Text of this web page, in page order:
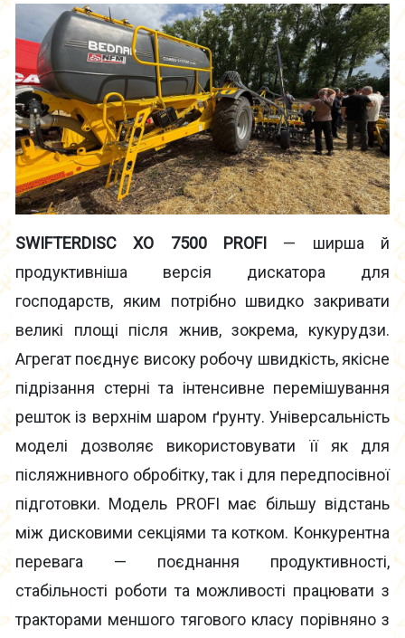
SWIFTERDISC XO 7500 PROFI — ширша й
продуктивніша версія дискатора для
господарств, яким потрібно швидко закривати
великі площі після жнив, зокрема, кукурудзи.
Агрегат поєднує високу робочу швидкість, якісне
підрізання стерні та інтенсивне перемішування
решток із верхнім шаром ґрунту. Універсальність
моделі дозволяє використовувати її як для
післяжнивного обробітку, так і для передпосівної
підготовки. Модель PROFI має більшу відстань
між дисковими секціями та котком. Конкурентна
перевага — поєднання продуктивності,
стабільності роботи та можливості працювати з
тракторами меншого тягового класу порівняно з